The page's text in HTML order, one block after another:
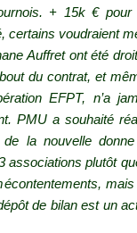
+ 15k € pour
voudraient
Auffret ont été
du contrat, et
EFPT, n’a
PMU a souhaité
la nouvelle
associations plutôt
mais
de bilan est un